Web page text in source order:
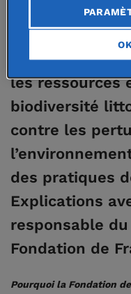
pour l’Océan,
Cet Appel vise
maximum
les ressources
biodiversité
contre les
des pratiques
Explications
responsable
Fondation de
Pourquoi la Fondation